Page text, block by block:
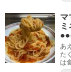
マ
あ
た
は